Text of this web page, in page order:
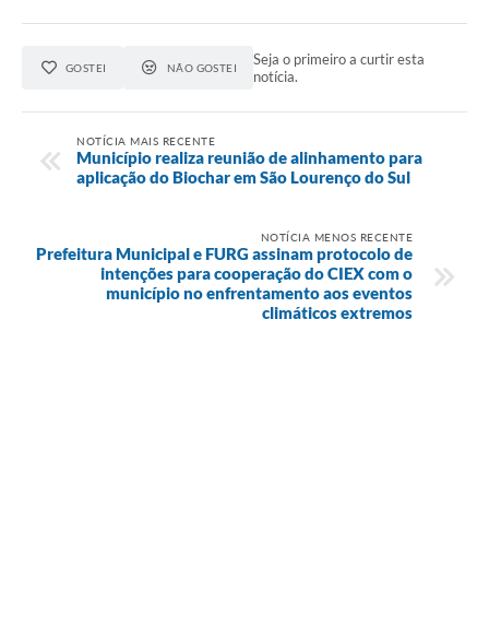
GOSTEI NÃO GOSTEI
Seja o primeiro a curtir esta
notícia.
NOTÍCIA MAIS RECENTE
Município realiza reunião de alinhamento para
aplicação do Biochar em São Lourenço do Sul
NOTÍCIA MENOS RECENTE
Prefeitura Municipal e FURG assinam protocolo de
intenções para cooperação do CIEX com o
município no enfrentamento aos eventos
climáticos extremos